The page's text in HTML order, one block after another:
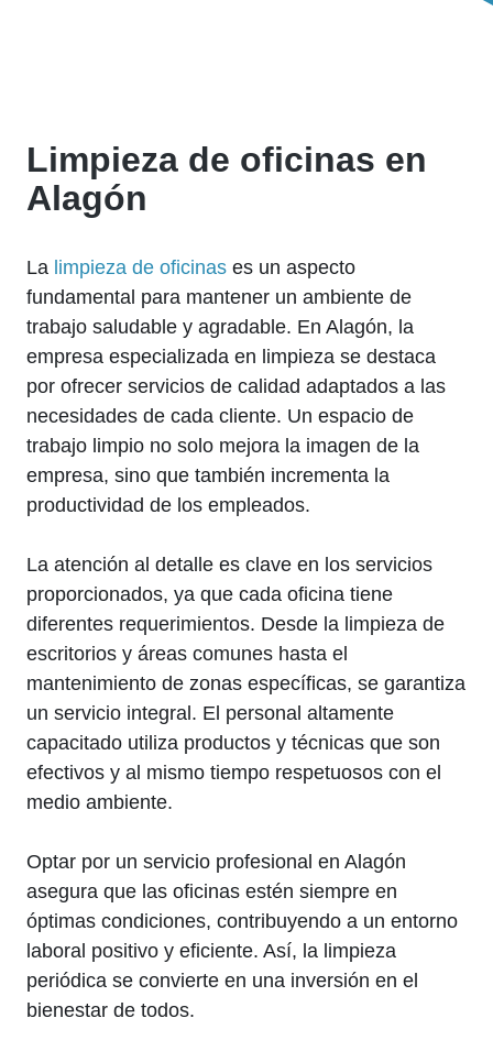
Limpieza de oficinas en
Alagón
La limpieza de oficinas es un aspecto
fundamental para mantener un ambiente de
trabajo saludable y agradable. En Alagón, la
empresa especializada en limpieza se destaca
por ofrecer servicios de calidad adaptados a las
necesidades de cada cliente. Un espacio de
trabajo limpio no solo mejora la imagen de la
empresa, sino que también incrementa la
productividad de los empleados.
La atención al detalle es clave en los servicios
proporcionados, ya que cada oficina tiene
diferentes requerimientos. Desde la limpieza de
escritorios y áreas comunes hasta el
mantenimiento de zonas específicas, se garantiza
un servicio integral. El personal altamente
capacitado utiliza productos y técnicas que son
efectivos y al mismo tiempo respetuosos con el
medio ambiente.
Optar por un servicio profesional en Alagón
asegura que las oficinas estén siempre en
óptimas condiciones, contribuyendo a un entorno
laboral positivo y eficiente. Así, la limpieza
periódica se convierte en una inversión en el
bienestar de todos.